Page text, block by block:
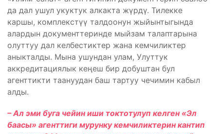
да дал ушул укуктук алкакта жүрдү. Тилекке
каршы, комплекстүү талдоонун жыйынтыгында
алардын документтеринде мыйзам талаптарына
олуттуу дал келбестиктер жана кемчиликтер
аныкталды. Мына ушундан улам, Улуттук
аккредитациялык кеңеш бир добуштан бул
агенттикти таануудан баш тартуу чечимин кабыл
алды.
– Ал эми буга чейин иши токтотулуп келген «Эл
баасы» агенттиги мурунку кемчиликтерин кантип